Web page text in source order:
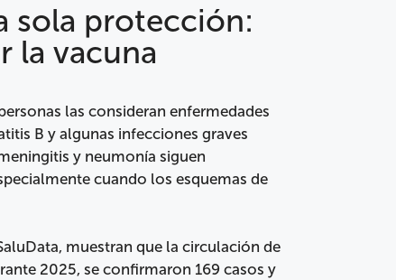
sola protección:
la vacuna
las consideran enfermedades
B y algunas infecciones graves
y neumonía siguen
cuando los esquemas de
muestran que la circulación de
2025, se confirmaron 169 casos y